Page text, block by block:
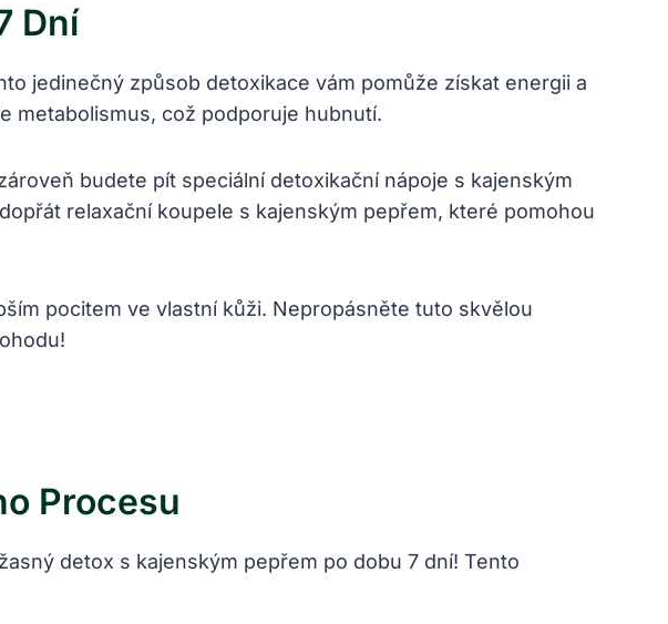
Dní
jedinečný způsob detoxikace vám pomůže získat energii a
metabolismus, což podporuje hubnutí.
budete pít speciální detoxikační nápoje s kajenským
relaxační koupele s kajenským pepřem, které pomohou
pocitem ve vlastní kůži. Nepropásněte tuto skvělou
Procesu
detox s kajenským pepřem po dobu 7 dní! Tento